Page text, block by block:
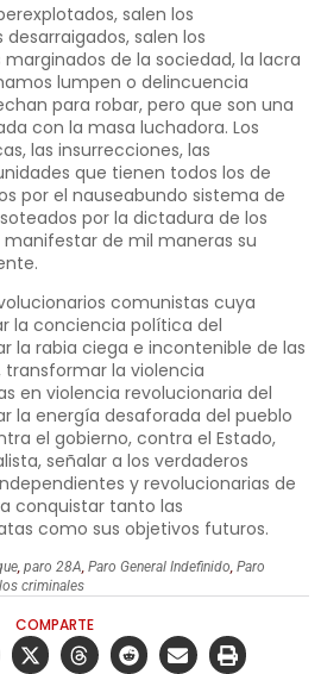
salen los
salen los
de la sociedad, la lacra
lumpen o delincuencia
para robar, pero que son una
con la masa luchadora. Los
las insurrecciones, las
que tienen todos los de
por el nauseabundo sistema de
por la dictadura de los
de mil maneras su
comunistas cuya
la conciencia política del
la rabia ciega e incontenible de las
transformar la violencia
en violencia revolucionaria del
la energía desaforada del pueblo
el gobierno, contra el Estado,
señalar a los verdaderos
y revolucionarias de
conquistar tanto las
como sus objetivos futuros.
,paro 28A,Paro General Indefinido,Paro
criminales
COMPARTE